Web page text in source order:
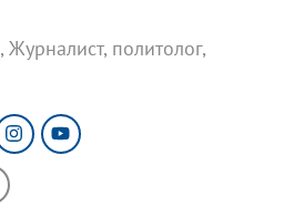
, Журналист, политолог,